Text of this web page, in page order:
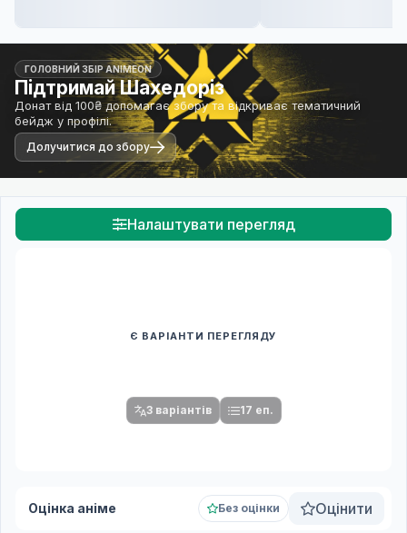
ГОЛОВНИЙ ЗБІР ANIMEON
Підтримай Шахедоріз
Донат від 100₴ допомагає збору та відкриває тематичний
бейдж у профілі.
Долучитися до збору
Налаштувати перегляд
Є ВАРІАНТИ ПЕРЕГЛЯДУ
3 варіантів 17 еп.
Оцінка аніме Без оцінки Оцінити